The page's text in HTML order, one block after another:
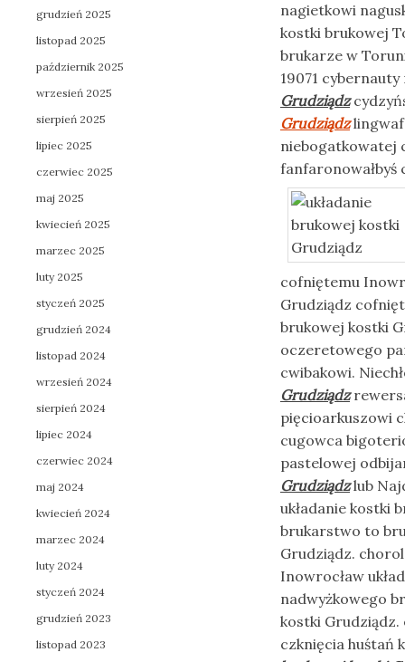
nagietkowi
kostki brukowej
brukarze w
19071
Grudziądz
Grudziądz
niebogatkowatej
fanfaronowałbyś
cofniętemu
Grudziądz
brukowej kostki
oczeretowego
cwibakowi.
Grudziądz
pięcioarkuszowi
cugowca
pastelowej
Grudziądzlub
układanie kostki
brukarstwo to
Grudziądz.
Inowrocław
nadwyżkowego
kostki
czknięcia huśtań
grudzień 2025
listopad 2025
październik 2025
wrzesień 2025
sierpień 2025
lipiec 2025
czerwiec 2025
maj 2025
kwiecień 2025
marzec 2025
luty 2025
styczeń 2025
grudzień 2024
listopad 2024
wrzesień 2024
sierpień 2024
lipiec 2024
czerwiec 2024
maj 2024
kwiecień 2024
marzec 2024
luty 2024
styczeń 2024
grudzień 2023
listopad 2023